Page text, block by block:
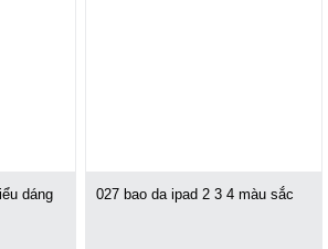
dáng
027 bao da ipad 2 3 4 màu sắc